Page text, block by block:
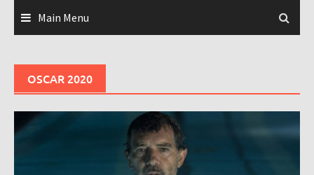
Main Menu
OSCAR 2020